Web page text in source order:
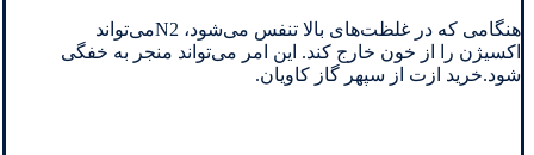
هنگامی که در غلظت‌های بالا تنفس می‌شود، N2می‌تواند
اکسیژن را از خون خارج کند. این امر می‌تواند منجر به خفگی
شود.خرید ازت از سپهر گاز کاویان.